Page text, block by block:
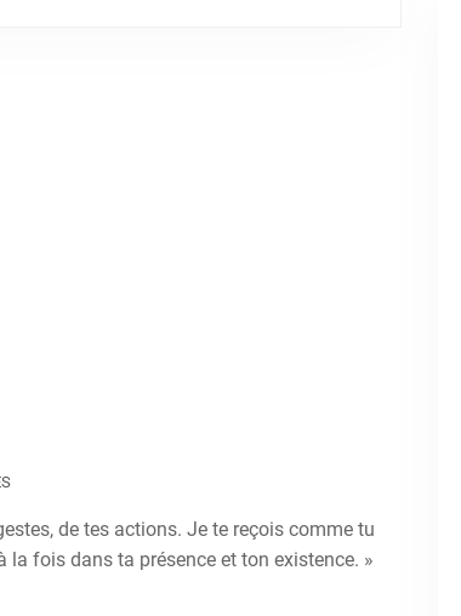
de tes actions. Je te reçois comme tu
fois dans ta présence et ton existence. »